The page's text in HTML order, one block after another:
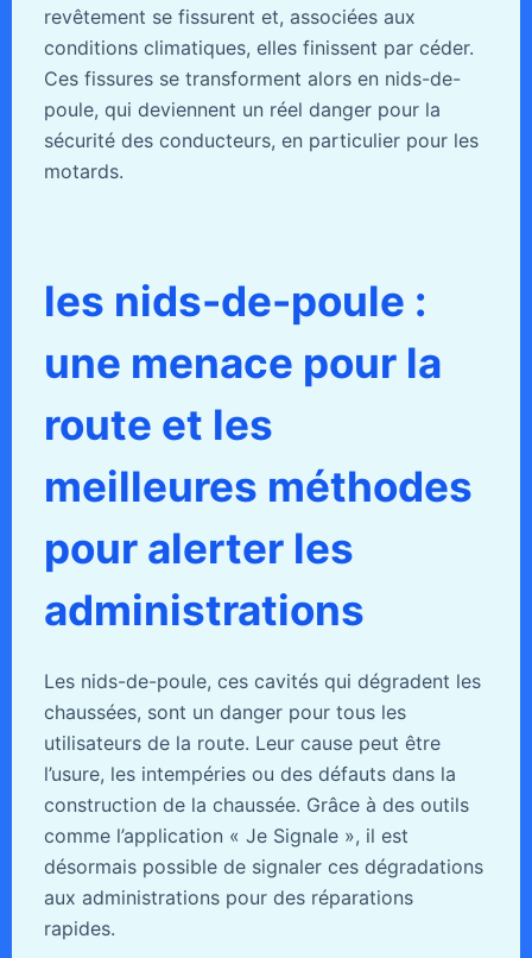
revêtement se fissurent et, associées aux
conditions climatiques, elles finissent par céder.
Ces fissures se transforment alors en nids-de-
poule, qui deviennent un réel danger pour la
sécurité des conducteurs, en particulier pour les
motards.
les nids-de-poule :
une menace pour la
route et les
meilleures méthodes
pour alerter les
administrations
Les nids-de-poule, ces cavités qui dégradent les
chaussées, sont un danger pour tous les
utilisateurs de la route. Leur cause peut être
l’usure, les intempéries ou des défauts dans la
construction de la chaussée. Grâce à des outils
comme l’application « Je Signale », il est
désormais possible de signaler ces dégradations
aux administrations pour des réparations
rapides.